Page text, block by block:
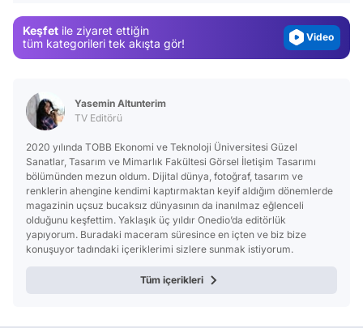
Keşfet ile ziyaret ettiğin
tüm kategorileri tek akışta gör!
Video
Yasemin Altunterim
TV Editörü
2020 yılında TOBB Ekonomi ve Teknoloji Üniversitesi Güzel
Sanatlar, Tasarım ve Mimarlık Fakültesi Görsel İletişim Tasarımı
bölümünden mezun oldum. Dijital dünya, fotoğraf, tasarım ve
renklerin ahengine kendimi kaptırmaktan keyif aldığım dönemlerde
magazinin uçsuz bucaksız dünyasının da inanılmaz eğlenceli
olduğunu keşfettim. Yaklaşık üç yıldır Onedio’da editörlük
yapıyorum. Buradaki maceram süresince en içten ve biz bize
konuşuyor tadındaki içeriklerimi sizlere sunmak istiyorum.
Tüm içerikleri